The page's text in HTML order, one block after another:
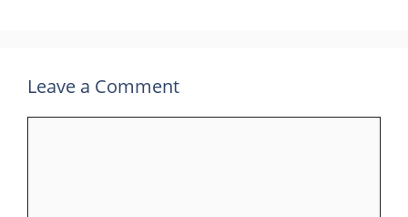
Leave a Comment